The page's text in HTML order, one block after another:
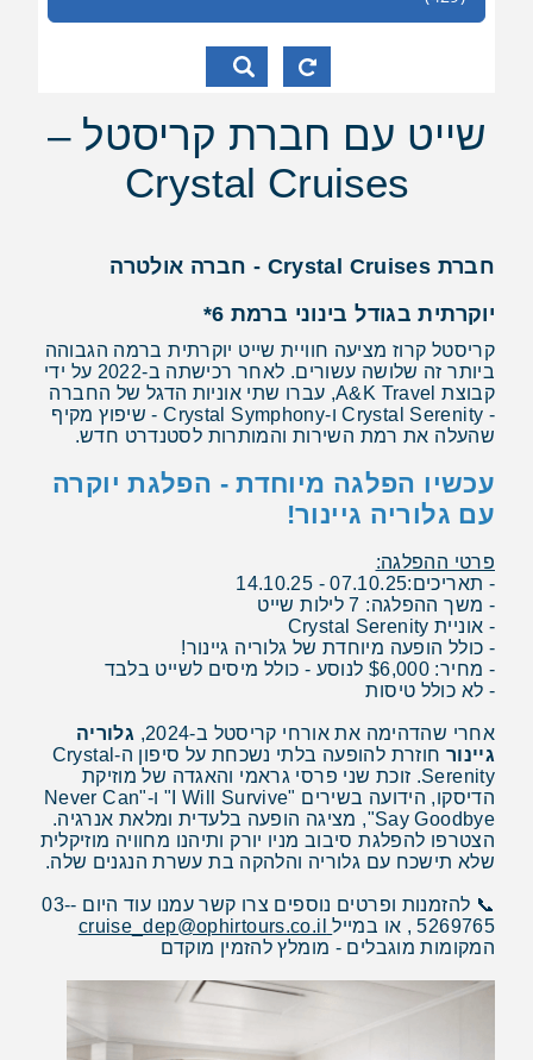
שייט עם חברת קריסטל –
Crystal Cruises
חברת Crystal Cruises - חברה אולטרה
יוקרתית בגודל בינוני ברמת 6*
קריסטל קרוז מציעה חוויית שייט יוקרתית ברמה הגבוהה
ביותר זה שלושה עשורים. לאחר רכישתה ב-2022 על ידי
קבוצת A&K Travel, עברו שתי אוניות הדגל של החברה
- Crystal Serenity ו-Crystal Symphony - שיפוץ מקיף
שהעלה את רמת השירות והמותרות לסטנדרט חדש.
עכשיו הפלגה מיוחדת - הפלגת יוקרה
עם גלוריה גיינור!
פרטי ההפלגה:
- תאריכים:07.10.25 - 14.10.25
- משך ההפלגה: 7 לילות שייט
- אוניית Crystal Serenity
- כולל הופעה מיוחדת של גלוריה גיינור!
- מחיר: $6,000 לנוסע - כולל מיסים לשייט בלבד
- לא כולל טיסות
אחרי שהדהימה את אורחי קריסטל ב-2024,
גלוריה
גיינור
חוזרת להופעה בלתי נשכחת על סיפון ה-Crystal
Serenity. זוכת שני פרסי גראמי והאגדה של מוזיקת
הדיסקו, הידועה בשירים "I Will Survive" ו-"Never Can
Say Goodbye", מציגה הופעה בלעדית ומלאת אנרגיה.
הצטרפו להפלגת סיבוב מניו יורק ותיהנו מחוויה מוזיקלית
שלא תישכח עם גלוריה והלהקה בת עשרת הנגנים שלה.
📞 להזמנות ופרטים נוספים צרו קשר עמנו עוד היום -03-
5269765 , או במייל
cruise_dep@ophirtours.co.il
המקומות מוגבלים - מומלץ להזמין מוקדם